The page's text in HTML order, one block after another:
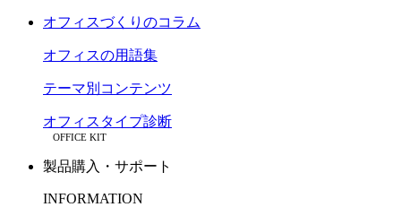
オフィスづくりのコラム
オフィスの用語集
テーマ別コンテンツ
オフィスタイプ診断
OFFICE KIT
製品購入・サポート
INFORMATION